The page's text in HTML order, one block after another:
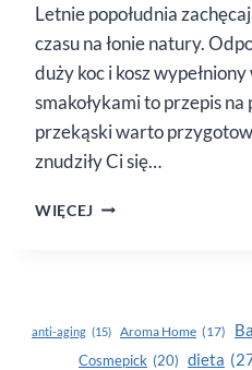
Letnie popołudnia
czasu na łonie natury.
duży koc i kosz
smakołykami to przepis
przekąski warto
znudziły Ci się…
WIĘCEJ PRZEKĄSKI
anti-aging (15) Aroma Home (17)
Cosmepick (20) dieta